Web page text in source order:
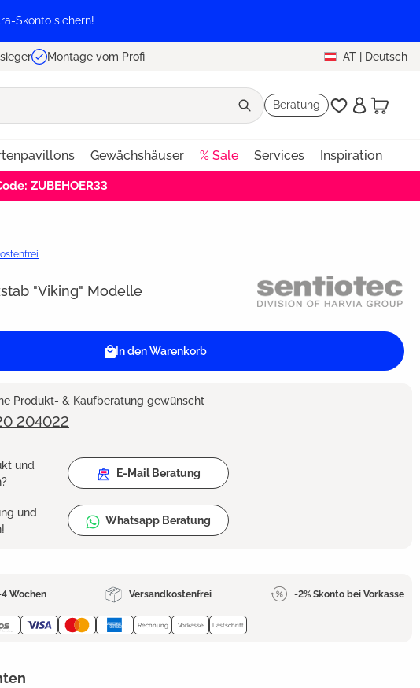
Skonto sichern!
Montage vom Profi AT | Deutsch
Beratung
Gewächshäuser % Sale Services Inspiration
ZUBEHOER33
"Viking" Modelle
In den Warenkorb
Produkt- & Kaufberatung gewünscht
204022
und
E-Mail Beratung
und
Whatsapp Beratung
Wochen Versandkostenfrei -2% Skonto bei Vorkasse
Rechnung Vorkasse Lastschrift